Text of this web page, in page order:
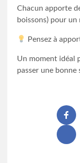
Chacun apporte
boissons) pour
Pensez à
Un moment idéal
passer une bonne